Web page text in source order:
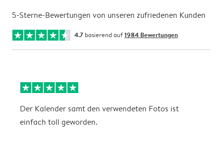
5-Sterne-Bewertungen von unseren zufriedenen Kunden
4.7 basierend auf1984 Bewertungen
Der Kalender samt den verwendeten Fotos ist
einfach toll geworden.